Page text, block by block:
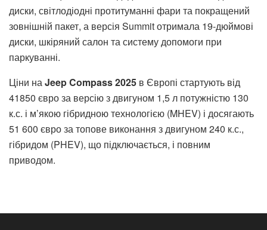
диски, світлодіодні протитуманні фари та покращений
зовнішній пакет, а версія Summit отримала 19-дюймові
диски, шкіряний салон та систему допомоги при
паркуванні.
Ціни наJeep Compass 2025 в Європі стартують від
41850 євро за версію з двигуном 1,5 л потужністю 130
к.с. і м’якою гібридною технологією (MHEV) і досягають
51 600 євро за топове виконання з двигуном 240 к.с.,
гібридом (PHEV), що підключається, і повним
приводом.